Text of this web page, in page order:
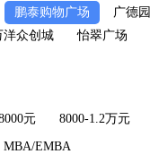
鹏泰购物广场 广德园
洋众创城 怡翠广场
元 8000-1.2万元
MBA/EMBA